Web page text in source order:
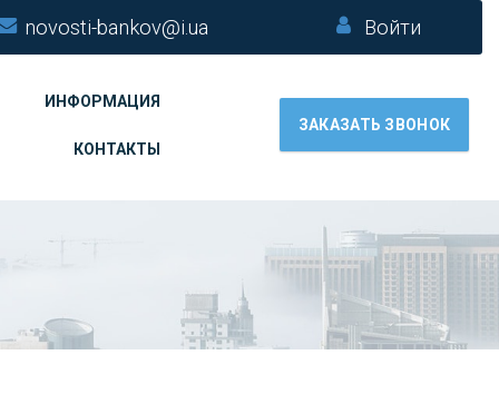
novosti-bankov@i.ua Войти
ИНФОРМАЦИЯ
КОНТАКТЫ
ЗАКАЗАТЬ ЗВОНОК